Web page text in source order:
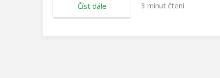
Číst dále 3 minut čtení